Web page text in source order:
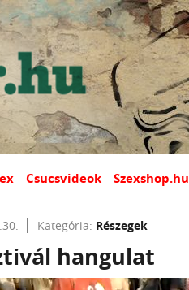
Csucsvideok Szexshop.hu
Kategória: Részegek
hangulat